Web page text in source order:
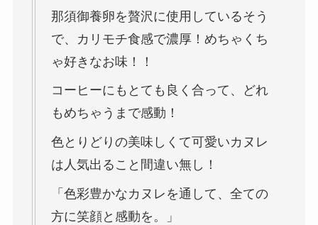
那須御養卵を贅沢に使用しているそう
で、カリモチ食感で濃厚！めちゃくち
ゃ好きなお味！！
コーヒーにもとても良く合って、どれ
もめちゃうまで感動！
色とりどりの美味しくて可愛いカヌレ
は人気出ること間違い無し！
「色彩豊かなカヌレを通して、全ての
方に笑顔と感動を。」